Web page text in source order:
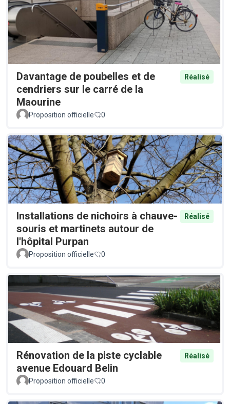
Davantage de poubelles et de
cendriers sur le carré de la
Maourine
Réalisé
Proposition officielle 0
Installations de nichoirs à chauve-
souris et martinets autour de
l'hôpital Purpan
Réalisé
Proposition officielle 0
Rénovation de la piste cyclable
avenue Edouard Belin
Réalisé
Proposition officielle 0